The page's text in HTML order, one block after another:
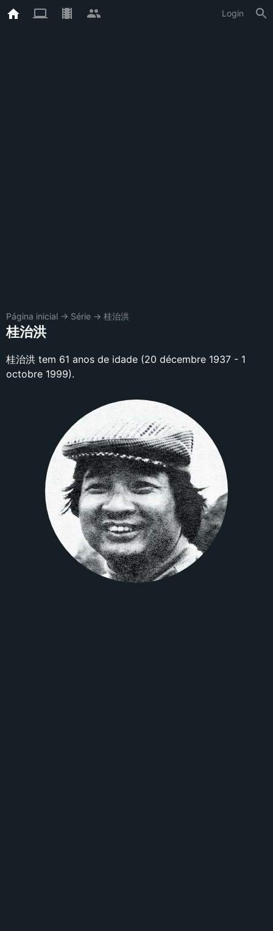
Login
Página inicial → Série → 桂治洪
桂治洪
桂治洪 tem 61 anos de idade (20 décembre 1937 - 1
octobre 1999).